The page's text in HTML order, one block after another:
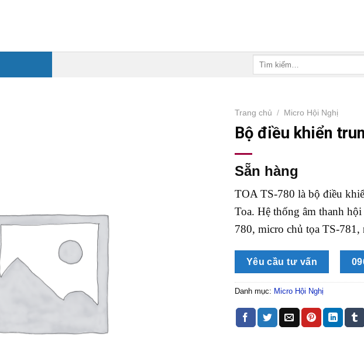
Trang chủ / Micro Hội Nghị
Bộ điều khiển
Sẵn hàng
TOA TS-780 là bộ điều
Toa. Hệ thống âm thanh
780, micro chủ tọa TS-
Yêu cầu tư vấn
Danh mục: Micro Hội Nghị